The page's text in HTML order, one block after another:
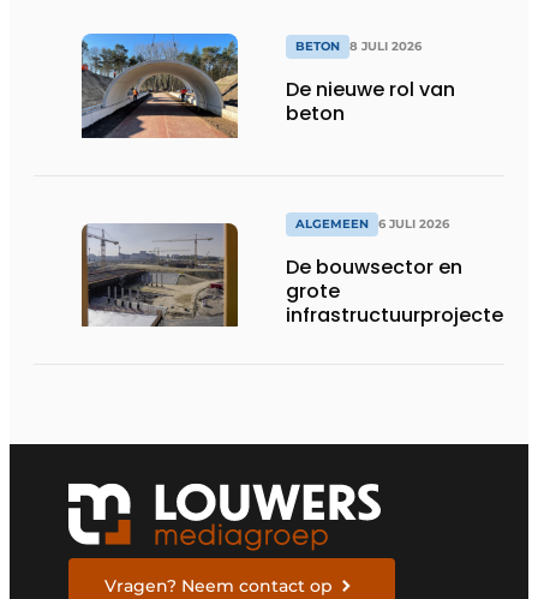
BETON 8 JULI 2026
De nieuwe rol van
beton
ALGEMEEN 6 JULI 2026
De bouwsector en
grote
infrastructuurprojecten
Vragen? Neem contact op